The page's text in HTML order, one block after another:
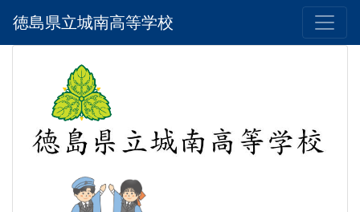
徳島県立城南高等学校